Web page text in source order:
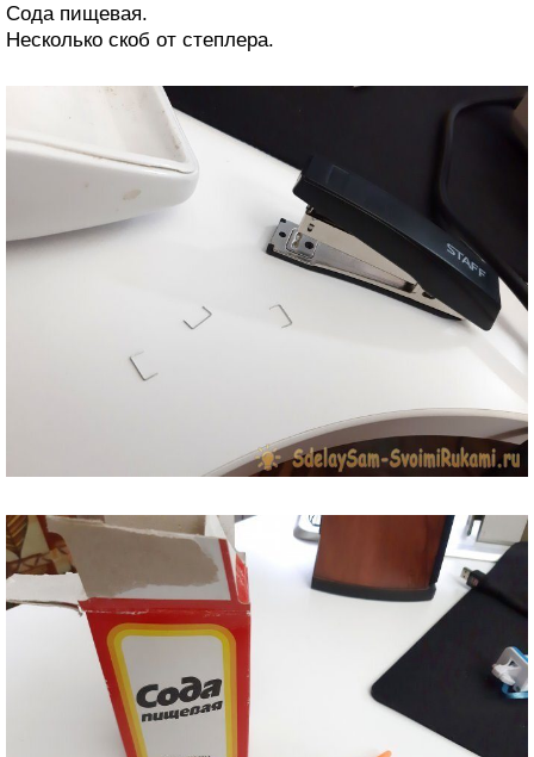
Сода пищевая.
Несколько скоб от степлера.